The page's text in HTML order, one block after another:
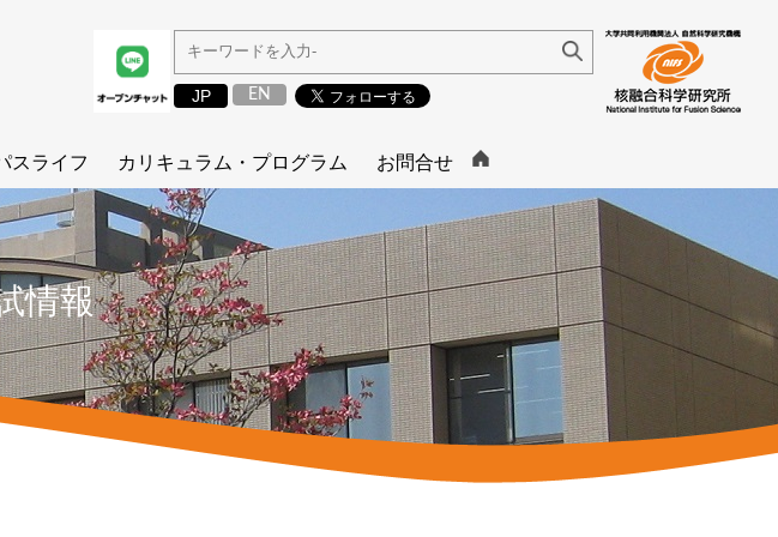
JP EN
スライフ
を垣間見る
進路状況
大生の1日
紹介
・修了生メッセージ
）
カリキュラム・プログラム
カリキュラム
研修プログラム
履修・学位
シラバス
理工学基礎演習・大学院特別
講座
国際連携
SOKENDAI研究派遣プログラ
ム
経済的支援制度
コースカレンダー
お問合せ
お問い合わせ
土岐キャンパス
アクセス
入試･入学に関する
よくある質問
情報